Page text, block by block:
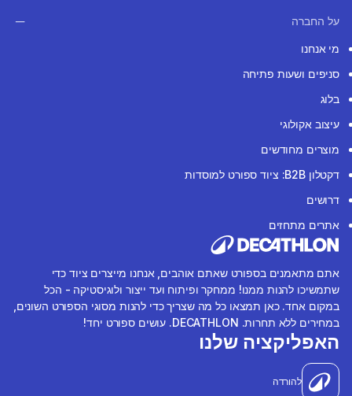
על החברה
מי אנחנו
סניפים ושעות פתיחה
בלוג
עיצוב אקולוגי
מוצרים מחודשים
דקטלון B2B: ציוד ספורט למוסדות
דרושים
אתרים מתחזים
אתם מתאמנים בספורט שאתם אוהבים, אנחנו מייצרים ציוד כדי
שתמשיכו להנות ממנו! ממחקר ופיתוח ועד ייצור ולוגיסטיקה - הכל
במקום אחד. כאן תמצאו כל מה שצריך כדי להנות מסוגי הספורט השונים,
במחירים ללא תחרות. DECATHLON. עושים ספורט יחד!
האפליקציה שלנו
להורדה